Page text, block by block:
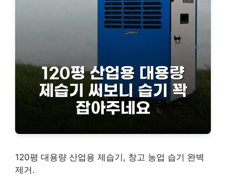
120평 대용량 산업용 제습기, 창고 농업 습기 완벽
제거.